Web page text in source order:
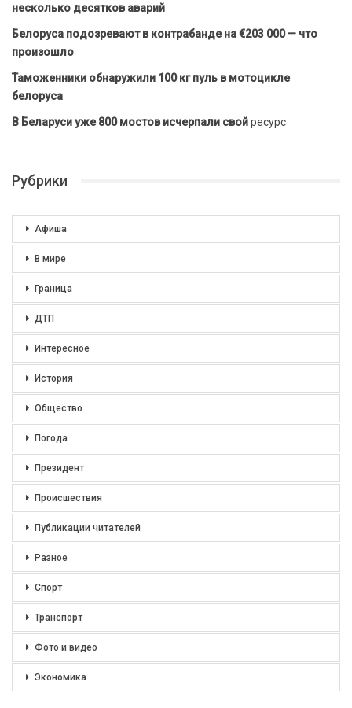
несколько десятков аварий
Белоруса подозревают в контрабанде на €203 000 — что
произошло
Таможенники обнаружили 100 кг пуль в мотоцикле
белоруса
В Беларуси уже 800 мостов исчерпали свойресурс
Рубрики
Афиша
В мире
Граница
ДТП
Интересное
История
Общество
Погода
Президент
Происшествия
Публикации читателей
Разное
Спорт
Транспорт
Фото и видео
Экономика